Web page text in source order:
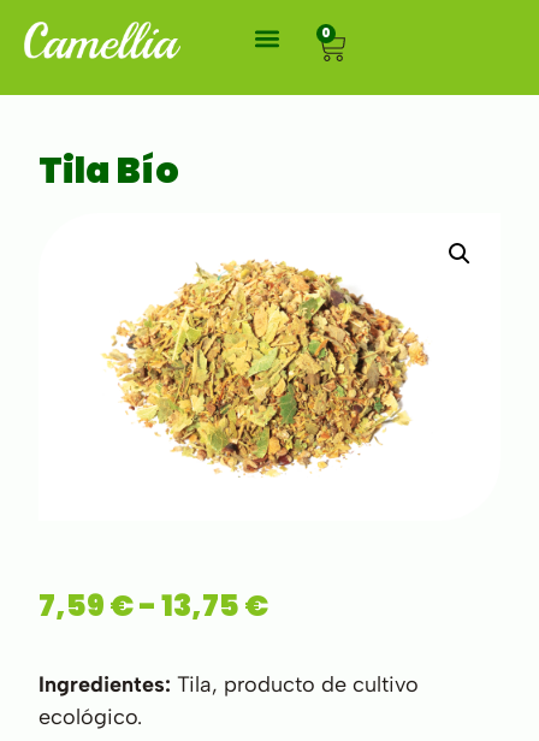
0
Tila Bío
7,59€-13,75€
Ingredientes: Tila, producto de cultivo
ecológico.